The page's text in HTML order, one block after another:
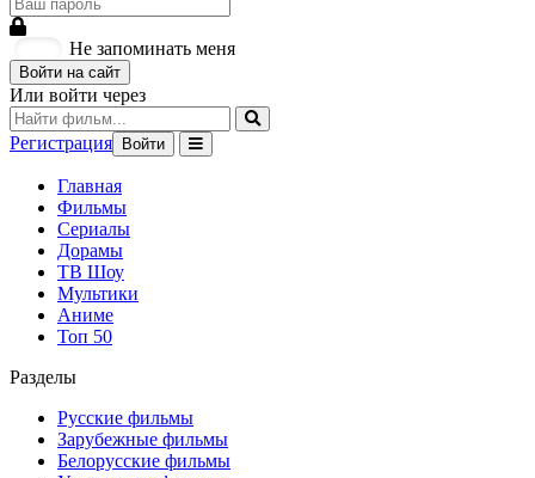
Не запоминать меня
Войти на сайт
Или войти через
Регистрация Войти
Главная
Фильмы
Сериалы
Дорамы
ТВ Шоу
Мультики
Аниме
Топ 50
Разделы
Русские фильмы
Зарубежные фильмы
Белорусские фильмы